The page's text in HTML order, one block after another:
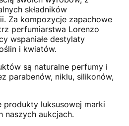
składników
Za kompozycje zapachowe
perfumiarstwa Lorenzo
wspaniałe destylaty
i kwiatów.
są naturalne perfumy i
parabenów, niklu, silikonów,
produkty luksusowej marki
naszych aukcjach.